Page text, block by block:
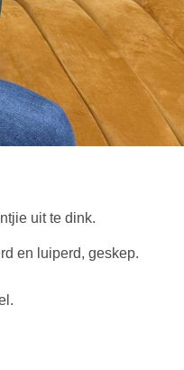
uit te dink.
en luiperd, geskep.